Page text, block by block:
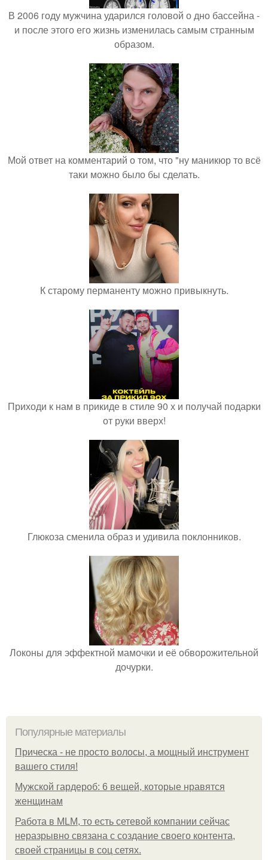
В 2006 году мужчина ударился головой о дно бассейна -
и после этого его жизнь изменилась самым странным
образом.
Мой ответ на комментарий о том, что "ну маникюр то всё
таки можно было бы сделать.
К старому перманенту можно привыкнуть.
Приходи к нам в прикиде в стиле 90 х и получай подарки
от руки вверх!
Глюкоза сменила образ и удивила поклонников.
Локоны для эффектной мамочки и её обворожительной
дочурки.
Популярные материалы
Прическа - не просто волосы, а мощный инструмент
вашего стиля!
Мужской гардероб: 6 вещей, которые нравятся
женщинам
Работа в MLM, то есть сетевой компании сейчас
неразрывно связана с создание своего контента,
своей страницы в соц сетях.